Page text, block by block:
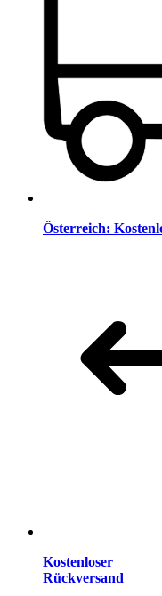
Österreich:
Kostenloser
Rückversand